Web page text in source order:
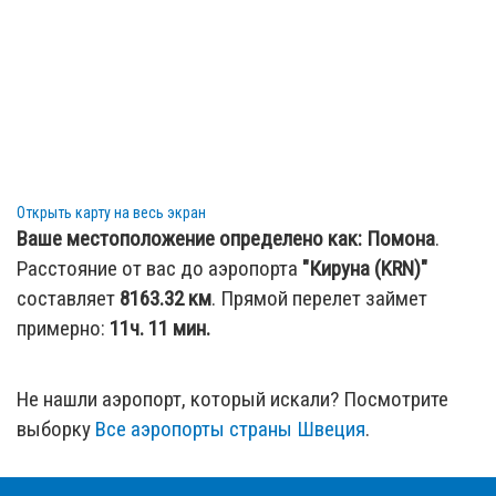
Открыть карту на весь экран
Ваше местоположение определено как: Помона.
Расстояние от вас до аэропорта "Кируна (KRN)"
составляет 8163.32км. Прямой перелет займет
примерно: 11ч. 11 мин.
Не нашли аэропорт, который искали? Посмотрите
выборку Все аэропорты страны Швеция.